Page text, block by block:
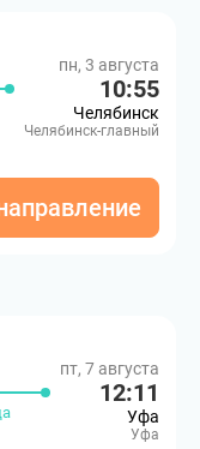
пн, 3 августа
10:55
Челябинск
Челябинск-главный
пт, 7 августа
12:11
Уфа
Уфа